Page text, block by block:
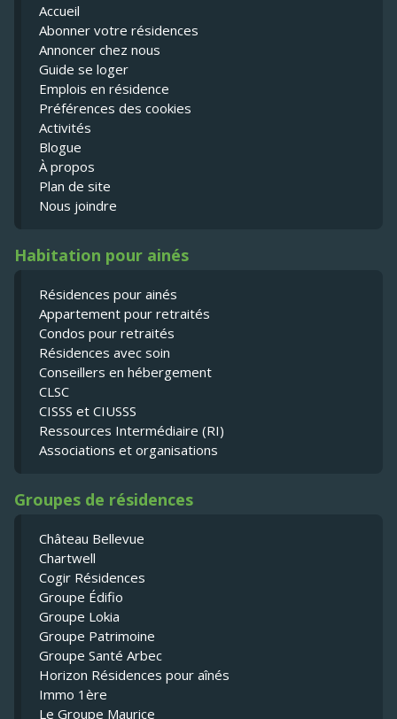
Accueil
Abonner votre résidences
Annoncer chez nous
Guide se loger
Emplois en résidence
Préférences des cookies
Activités
Blogue
À propos
Plan de site
Nous joindre
Habitation pour ainés
Résidences pour ainés
Appartement pour retraités
Condos pour retraités
Résidences avec soin
Conseillers en hébergement
CLSC
CISSS et CIUSSS
Ressources Intermédiaire (RI)
Associations et organisations
Groupes de résidences
Château Bellevue
Chartwell
Cogir Résidences
Groupe Édifio
Groupe Lokia
Groupe Patrimoine
Groupe Santé Arbec
Horizon Résidences pour aînés
Immo 1ère
Le Groupe Maurice